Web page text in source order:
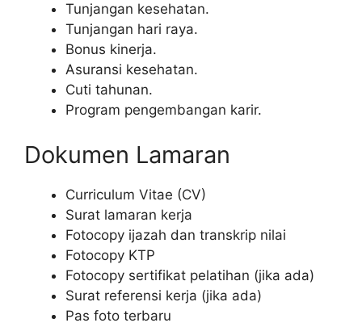
Tunjangan kesehatan.
Tunjangan hari raya.
Bonus kinerja.
Asuransi kesehatan.
Cuti tahunan.
Program pengembangan karir.
Dokumen Lamaran
Curriculum Vitae (CV)
Surat lamaran kerja
Fotocopy ijazah dan transkrip nilai
Fotocopy KTP
Fotocopy sertifikat pelatihan (jika ada)
Surat referensi kerja (jika ada)
Pas foto terbaru